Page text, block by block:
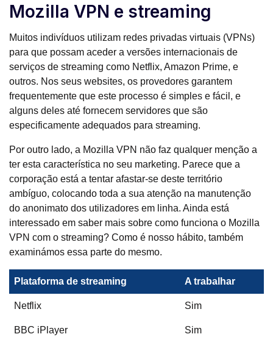
Mozilla VPN e streaming
Muitos indivíduos utilizam redes privadas virtuais (VPNs)
para que possam aceder a versões internacionais de
serviços de streaming como Netflix, Amazon Prime, e
outros. Nos seus websites, os provedores garantem
frequentemente que este processo é simples e fácil, e
alguns deles até fornecem servidores que são
especificamente adequados para streaming.
Por outro lado, a Mozilla VPN não faz qualquer menção a
ter esta característica no seu marketing. Parece que a
corporação está a tentar afastar-se deste território
ambíguo, colocando toda a sua atenção na manutenção
do anonimato dos utilizadores em linha. Ainda está
interessado em saber mais sobre como funciona o Mozilla
VPN com o streaming? Como é nosso hábito, também
examinámos essa parte do mesmo.
Plataforma de streaming A trabalhar
Netflix Sim
BBC iPlayer Sim